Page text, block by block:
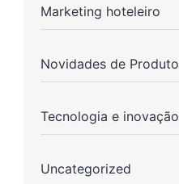
Marketing hoteleiro
Novidades de Produto
Tecnologia e inovação
Uncategorized